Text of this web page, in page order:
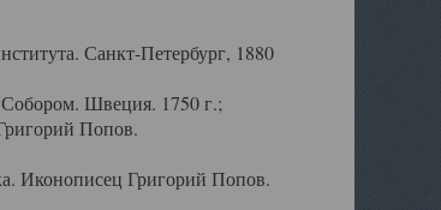
Санкт-Петербург, 1880
Швеция. 1750 г.;
Попов.
Иконописец Григорий Попов.